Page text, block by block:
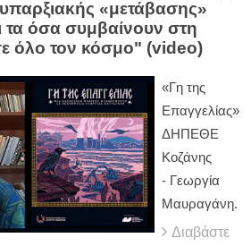
«μετάβασης»
τα όσα συμβαίνουν στη
όλο τον κόσμο" (video)
«Γη της
Επαγγελίας»
ΔΗΠΕΘΕ
Κοζάνης
- Γεωργία
Μαυραγάνη.
Διαβάστε